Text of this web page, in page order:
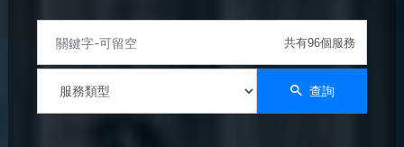
共有96個服務
查詢